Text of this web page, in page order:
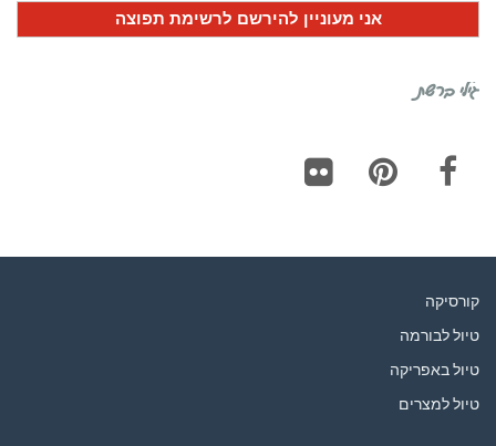
גילי ברשת
קורסיקה
טיול לבורמה
טיול באפריקה
טיול למצרים